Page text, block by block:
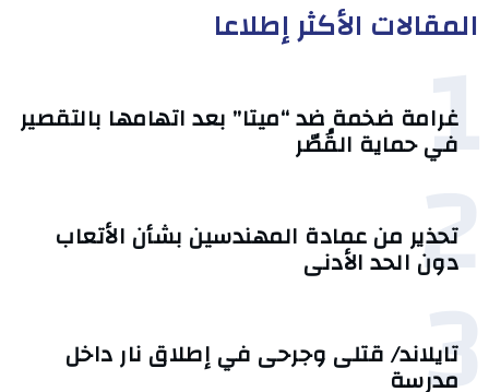
المقالات الأكثر إطلاعا
1
غرامة ضخمة ضد “ميتا” بعد اتهامها بالتقصير
في حماية القُصّر
2
تحذير من عمادة المهندسين بشأن الأتعاب
دون الحد الأدنى
تايلاند/ قتلى وجرحى في إطلاق نار داخل
مدرسة